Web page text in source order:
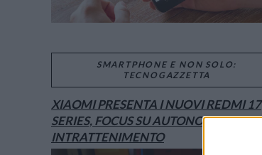
SMARTPHONE E NON SOLO:
TECNOGAZZETTA
XIAOMI PRESENTA I NUOVI REDMI 17
SERIES, FOCUS SU AUTONOMIA E
INTRATTENIMENTO